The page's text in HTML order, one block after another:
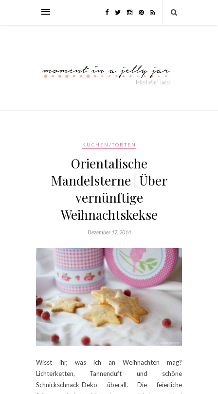
KUCHEN/TORTEN
Orientalische
Mandelsterne | Über
vernünftige
Weihnachtskekse
Dezember 17, 2014
Wisst ihr, was ich an Weihnachten mag?
Lichterketten, Tannenduft und schöne
Schnickschnack-Deko überall. Die feierliche